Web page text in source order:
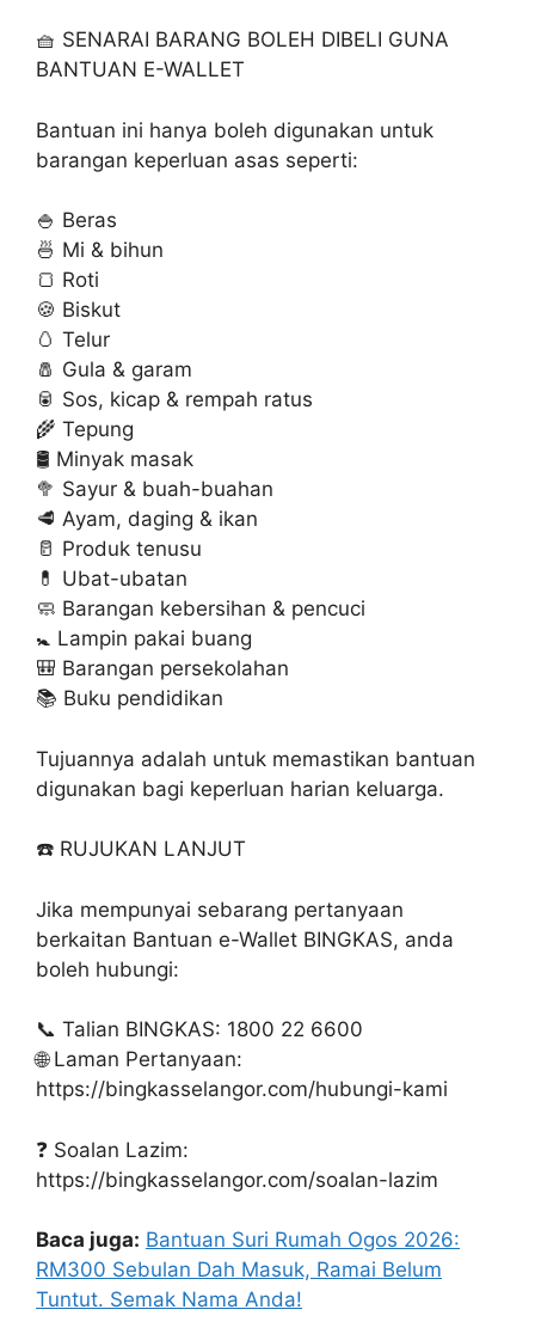
🧺 SENARAI BARANG BOLEH DIBELI GUNA
BANTUAN E-WALLET
Bantuan ini hanya boleh digunakan untuk
barangan keperluan asas seperti:
🍚 Beras
🍜 Mi & bihun
🍞 Roti
🍪 Biskut
🥚 Telur
🧂 Gula & garam
🥫 Sos, kicap & rempah ratus
🌾 Tepung
🛢️ Minyak masak
🥦 Sayur & buah-buahan
🥩 Ayam, daging & ikan
🥛 Produk tenusu
💊 Ubat-ubatan
🧼 Barangan kebersihan & pencuci
🚼 Lampin pakai buang
🎒 Barangan persekolahan
📚 Buku pendidikan
Tujuannya adalah untuk memastikan bantuan
digunakan bagi keperluan harian keluarga.
☎️ RUJUKAN LANJUT
Jika mempunyai sebarang pertanyaan
berkaitan Bantuan e-Wallet BINGKAS, anda
boleh hubungi:
📞 Talian BINGKAS: 1800 22 6600
🌐 Laman Pertanyaan:
https://bingkasselangor.com/hubungi-kami
❓ Soalan Lazim:
https://bingkasselangor.com/soalan-lazim
Baca juga: Bantuan Suri Rumah Ogos 2026:
RM300 Sebulan Dah Masuk, Ramai Belum
Tuntut. Semak Nama Anda!